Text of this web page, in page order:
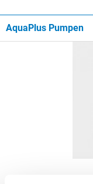
AquaPlus Pumpen